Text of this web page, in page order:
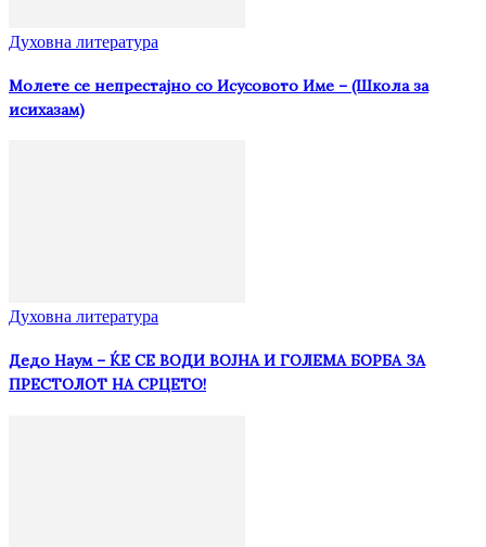
Духовна литература
Молете се непрестајно со Исусовото Име – (Школа за
исихазам)
Духовна литература
Дедо Наум – ЌЕ СЕ ВОДИ ВОЈНА И ГОЛЕМА БОРБА ЗА
ПРЕСТОЛОТ НА СРЦЕТО!